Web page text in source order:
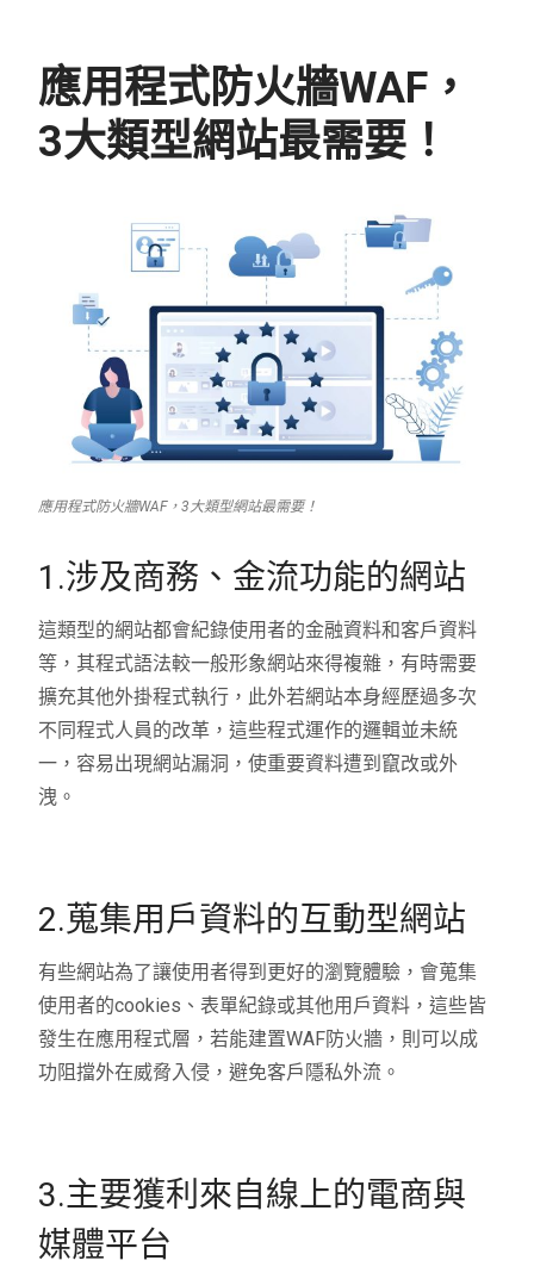
應用程式防火牆WAF，
3大類型網站最需要！
應用程式防火牆WAF，3大類型網站最需要！
1.涉及商務、金流功能的網站
這類型的網站都會紀錄使用者的金融資料和客戶資料
等，其程式語法較一般形象網站來得複雜，有時需要
擴充其他外掛程式執行，此外若網站本身經歷過多次
不同程式人員的改革，這些程式運作的邏輯並未統
一，容易出現網站漏洞，使重要資料遭到竄改或外
洩。
2.蒐集用戶資料的互動型網站
有些網站為了讓使用者得到更好的瀏覽體驗，會蒐集
使用者的cookies、表單紀錄或其他用戶資料，這些皆
發生在應用程式層，若能建置WAF防火牆，則可以成
功阻擋外在威脅入侵，避免客戶隱私外流。
3.主要獲利來自線上的電商與
媒體平台